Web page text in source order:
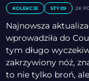
KOLEKCJE STY 09 2K
Najnowsza
wprowadziła do
tym długo
zakrzywiony nóż,
to nie tylko broń,